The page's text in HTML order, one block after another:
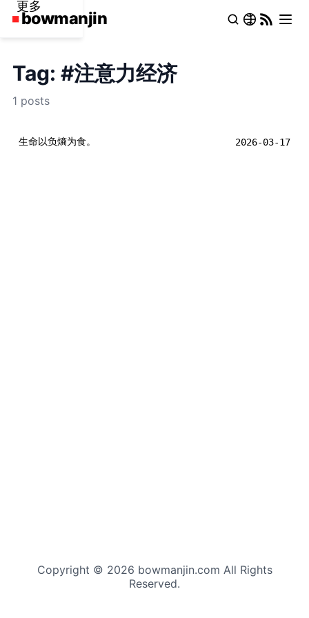
更多
Tag: #注意力经济
1 posts
生命以负熵为食。 2026-03-17
Copyright © 2026 bowmanjin.com All Rights
Reserved.